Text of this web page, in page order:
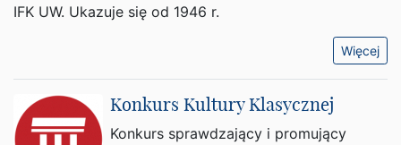
IFK UW. Ukazuje się od 1946 r.
Więcej
Konkurs Kultury Klasycznej
Konkurs sprawdzający i promujący